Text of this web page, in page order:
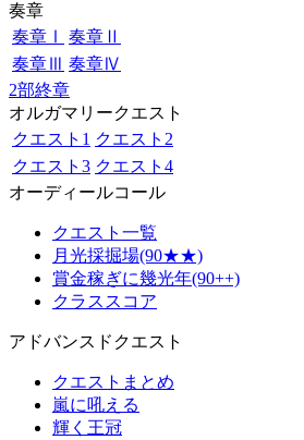
奏章
奏章Ⅰ
奏章Ⅱ
奏章Ⅲ 奏章Ⅳ
2部終章
オルガマリークエスト
クエスト1 クエスト2
クエスト3 クエスト4
オーディールコール
クエスト一覧
月光採掘場(90★★)
賞金稼ぎに幾光年(90++)
クラススコア
アドバンスドクエスト
クエストまとめ
嵐に吼える
輝く王冠